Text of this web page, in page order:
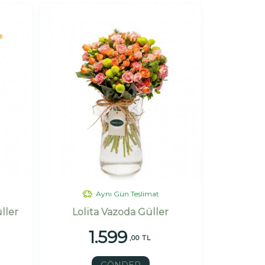
Aynı Gün Teslimat
Lolita Vazoda Güller
1.599 ,00 TL